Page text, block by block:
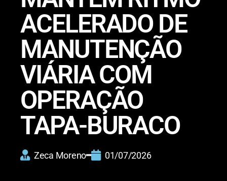
ACELERADO DE
MANUTENÇÃO
VIÁRIA COM
OPERAÇÃO
TAPA-BURACO
Zeca Moreno 01/07/2026